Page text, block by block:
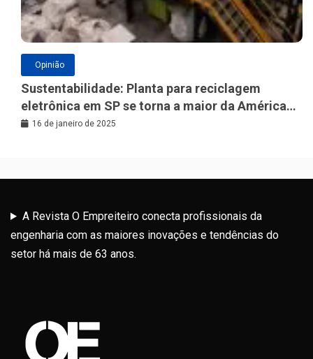
Opinião
Sustentabilidade: Planta para reciclagem
eletrônica em SP se torna a maior da América
Latina
16 de janeiro de 2025
A Revista O Empreiteiro conecta profissionais da
engenharia com as maiores inovações e tendências do
setor há mais de 63 anos.